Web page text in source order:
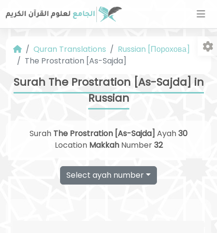
Quran Translations
Russian [Порохова]
The Prostration [As-Sajda]
Surah The Prostration [As-Sajda] in
Russian
Surah The Prostration [As-Sajda] Ayah30
Location MakkahNumber32
Select ayah number